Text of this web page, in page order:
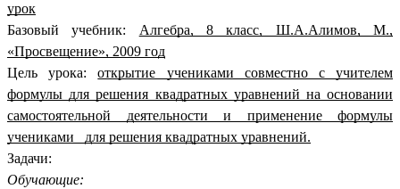
урок
Базовый учебник: Алгебра, 8 класс, Ш.А.Алимов, М.,
«Просвещение», 2009 год
Цель урока:открытие учениками совместно с учителем
формулы для решения квадратных уравнений на основании
самостоятельной деятельности и применение формулы
учениками для решения квадратных уравнений.
Задачи:
Обучающие: